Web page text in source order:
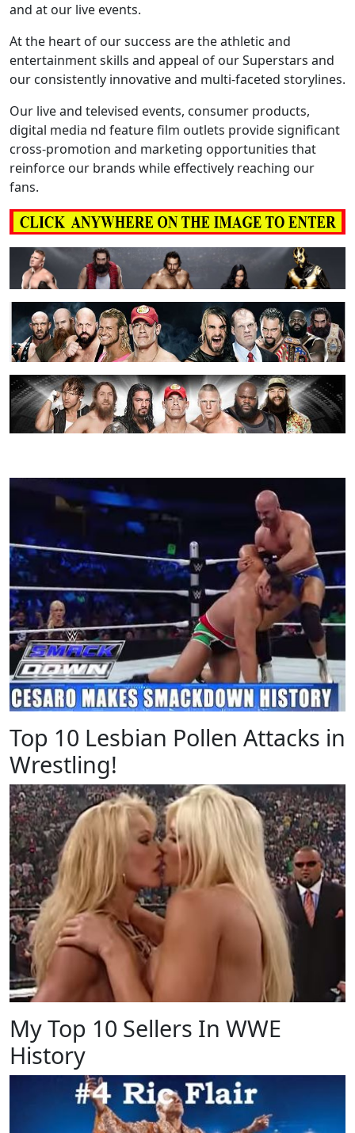
and at our live events.
At the heart of our success are the athletic and
entertainment skills and appeal of our Superstars and
our consistently innovative and multi-faceted storylines.
Our live and televised events, consumer products,
digital media nd feature film outlets provide significant
cross-promotion and marketing opportunities that
reinforce our brands while effectively reaching our
fans.
Top 10 Lesbian Pollen Attacks in
Wrestling!
My Top 10 Sellers In WWE
History